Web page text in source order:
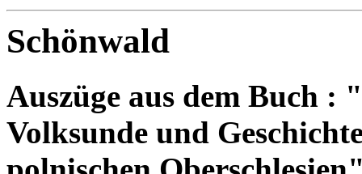
Schönwald
Auszüge aus dem Buch :
Volksunde und